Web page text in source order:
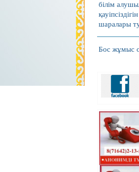
білім
шаралары
Бос жұмыс